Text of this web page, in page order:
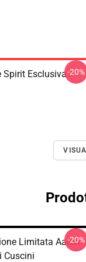
Esclusiva-20%
Limitata Aaron
Cuscini
-20%